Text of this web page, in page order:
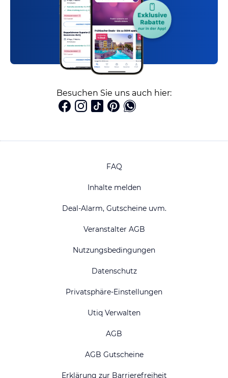
Besuchen Sie uns auch hier:
FAQ
Inhalte melden
Deal-Alarm, Gutscheine uvm.
Veranstalter AGB
Nutzungsbedingungen
Datenschutz
Privatsphäre-Einstellungen
Utiq Verwalten
AGB
AGB Gutscheine
Erklärung zur Barrierefreiheit